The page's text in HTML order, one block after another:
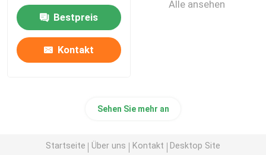
Bestpreis
Kontakt
Alle ansehen
Sehen Sie mehr an
Startseite Über uns Kontakt Desktop Site